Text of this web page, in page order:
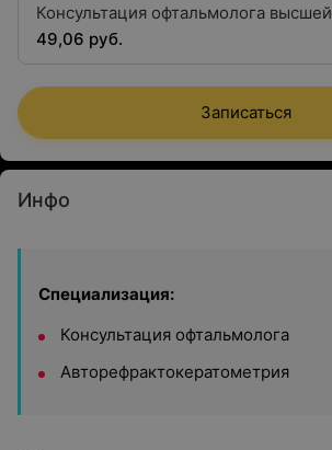
Консультация офтальмолога высшей
квалификационной категории
49,06 руб.
Записаться
Инфо
Специализация:
Консультация офтальмолога
Авторефрактокератометрия